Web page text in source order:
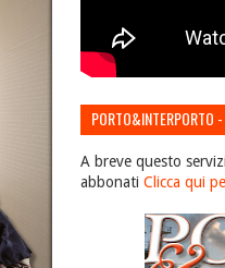
PORTO&INTERPORTO
A breve questo
abbonati Clicca qui